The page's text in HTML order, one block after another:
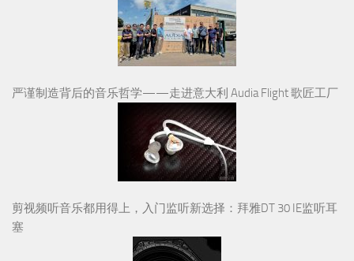
严谨制造背后的音乐哲学——走进意大利 Audia Flight 歌匠工厂
剪视频听音乐都用得上，入门监听新选择：拜雅DT 30 IE监听耳
塞